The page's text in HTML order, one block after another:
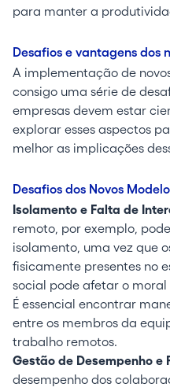
para manter a
Desafios e vantagens dos
A implementação de
consigo uma série de
empresas devem estar
explorar esses aspectos
melhor as implicações
Desafios dos Novos
Isolamento e Falta de
remoto, por exemplo,
isolamento, uma vez que
fisicamente presentes no
social pode afetar o
É essencial encontrar
entre os membros da
trabalho remotos.
Gestão de Desempenho e
desempenho dos